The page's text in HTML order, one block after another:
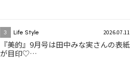
3 Life Style 2026.07.11
『美的』9月号は田中みな実さんの表紙
が目印♡…